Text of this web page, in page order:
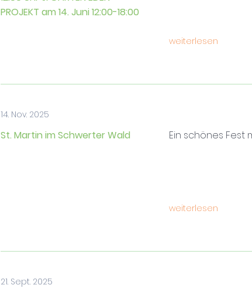
PROJEKT am 14. Juni 12:00-18:00
weiterlesen
14. Nov. 2025
St. Martin im Schwerter Wald Ein schönes
weiterlesen
21. Sept. 2025